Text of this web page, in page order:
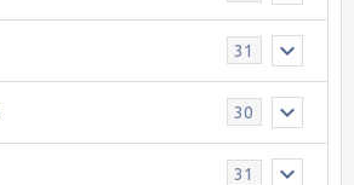
31
30
31